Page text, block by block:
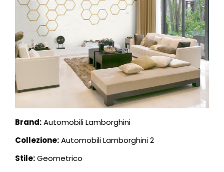
Brand:Automobili Lamborghini
Collezione:Automobili Lamborghini 2
Stile:Geometrico